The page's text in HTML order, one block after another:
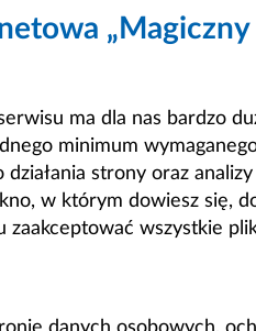
„Magiczny
ma dla nas bardzo
minimum
strony oraz
w którym dowiesz się,
wszystkie